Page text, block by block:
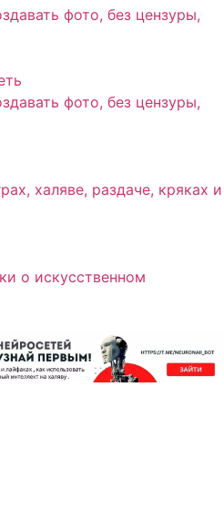
фото, без цензуры,
фото, без цензуры,
халяве, раздаче, кряках и
о искусственном